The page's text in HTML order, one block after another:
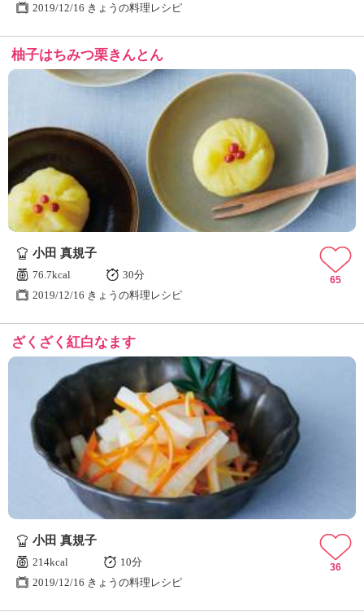
2019/12/16 きょうの料理レシピ
柚子はちみつ栗きんとん
小田 真規子
76.7kcal
30分
2019/12/16 きょうの料理レシピ
65
ざくざく紅白なます
小田 真規子
214kcal
10分
2019/12/16 きょうの料理レシピ
36